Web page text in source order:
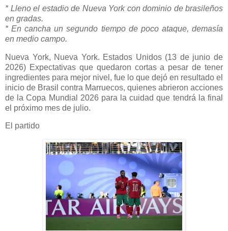
* Lleno el estadio de Nueva York con dominio de brasileños
en gradas.
* En cancha un segundo tiempo de poco ataque, demasía
en medio campo.
Nueva York, Nueva York. Estados Unidos (13 de junio de
2026) Expectativas que quedaron cortas a pesar de tener
ingredientes para mejor nivel, fue lo que dejó en resultado el
inicio de Brasil contra Marruecos, quienes abrieron acciones
de la Copa Mundial 2026 para la cuidad que tendrá la final
el próximo mes de julio.
El partido